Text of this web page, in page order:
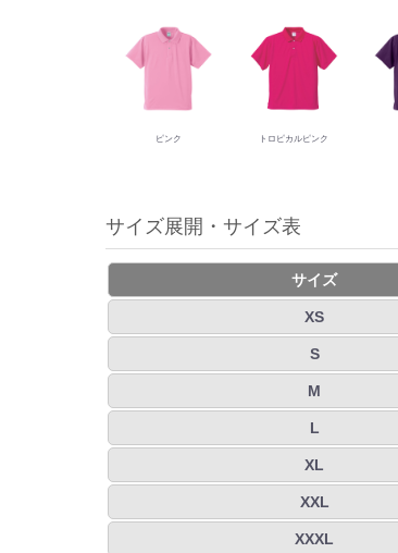
ピンク トロピカルピンク
サイズ展開・サイズ表
サイズ
XS
S
M
L
XL
XXL
XXXL